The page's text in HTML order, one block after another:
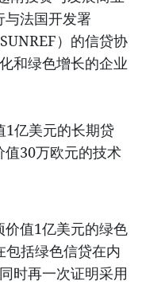
法国开发署
）的信贷协
和绿色增长的企业
亿美元的长期贷
30万欧元的技术
值1亿美元的绿色
括绿色信贷在内
时再一次证明采用